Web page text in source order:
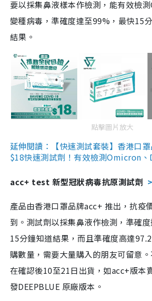
要以採集鼻液樣本作檢測，能有效檢
變種病毒，準確度達至99%，最快15
結果。
點擊圖片放大
延伸閱讀：【快速測試套裝】香港口
$18快速測試劑！有效檢測Omicron
acc+ test 新型冠狀病毒抗原測試劑
產品由香港口罩品牌acc+ 推出，抗疫
到。測試劑以採集鼻液作檢測，準確
15分鐘知道結果，而且準確度高達
購數量，需要大量購入的朋友可留意
在確認後10至21日出貨，如acc+版本
發DEEPBLUE 原廠版本。